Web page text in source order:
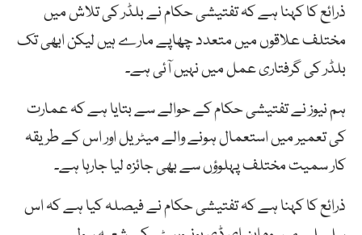
ذرائع کا کہنا ہے کہ تفتیشی حکام نے بلڈر کی تلاش میں
مختلف علاقوں میں متعدد چھاپے مارے ہیں لیکن ابھی تک
بلڈر کی گرفتاری عمل میں نہیں آئی ہے۔
ہم نیوز نے تفتیشی حکام کے حوالے سے بتایا ہے کہ عمارت
کی تعمیر میں استعمال ہونے والے میٹریل اور اس کے طریقہ
کار سمیت مختلف پہلوؤں سے بھی جائزہ لیا جارہا ہے۔
ذرائع کا کہنا ہے کہ تفتیشی حکام نے فیصلہ کیا ہے کہ اس